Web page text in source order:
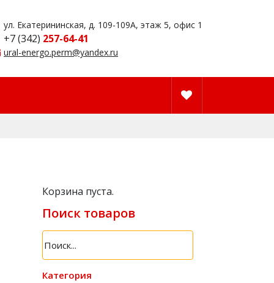
ул. Екатерининская, д. 109-109А, этаж 5, офис 1
+7 (342) 257-64-41
ural-energo.perm@yandex.ru
Корзина пуста.
Поиск товаров
Search
products:
Категория